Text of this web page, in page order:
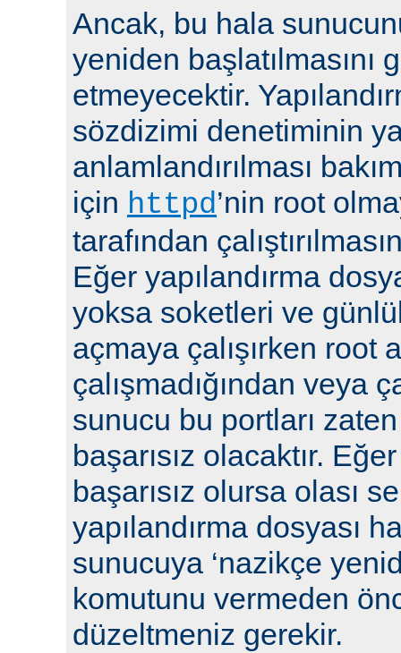
Ancak, bu hala
yeniden başlatılmasını
etmeyecektir.
sözdizimi denetiminin
anlamlandırılması
için httpd’nin root
tarafından
Eğer yapılandırma
yoksa soketleri ve
açmaya çalışırken root
çalışmadığından veya
sunucu bu portları
başarısız olacaktır.
başarısız olursa olası
yapılandırma dosyası
sunucuya ‘nazikçe
komutunu vermeden
düzeltmeniz gerekir.